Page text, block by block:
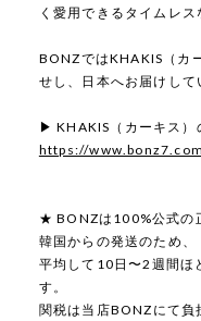
く愛用できるタイムレ
BONZではKHAKIS（カ
せし、日本へお届けして
▶ KHAKIS（カーキス）
https://
★ BONZは100%公式の
韓国からの発送のため、
平均して10日〜2週間ほ
す。
関税は当店BONZにて負